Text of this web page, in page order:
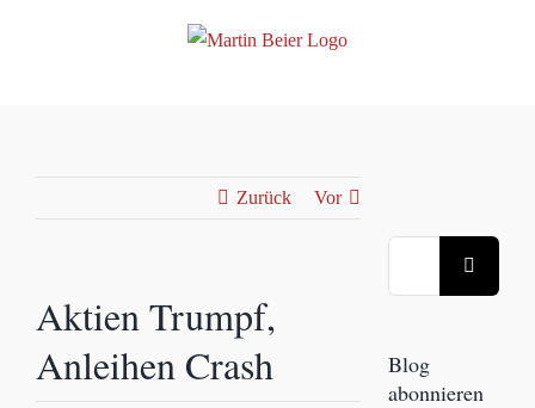
Zurück Vor
Aktien Trumpf,
Anleihen Crash
Blog
abonnieren